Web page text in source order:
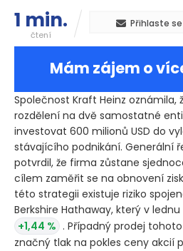
1 min.
čtení
Přihlaste
Mám zájem o
Společnost Kraft Heinz oznámila,
rozdělení na dvě samostatné
investovat 600 milionů USD do
stávajícího podnikání. Generální
potvrdil, že firma zůstane
cílem zaměřit se na obnovení
této strategii existuje riziko
Berkshire Hathaway, který v lednu
+1,44 % . Případný prodej
značný tlak na pokles ceny akcií